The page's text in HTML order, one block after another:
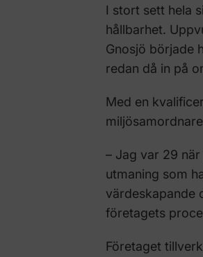
I stort sett hela
hållbarhet.
Gnosjö började
redan då in på
Med en
– Jag var 29
utmaning som
värdeskapande
företagets
Företaget